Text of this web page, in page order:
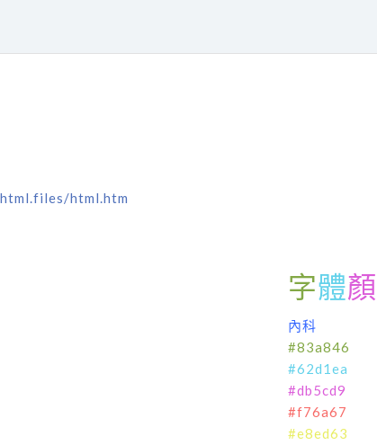
html.htm
字體顏
內科
#83a846
#62d1ea
#db5cd9
#f76a67
#e8ed63